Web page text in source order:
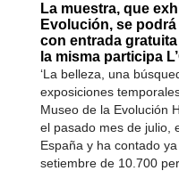
La muestra, que
Evolución, se
con entrada
la misma participa
‘La belleza, una
exposiciones
Museo de la Evolución
el pasado mes de julio,
España y ha contado
setiembre de 10.700